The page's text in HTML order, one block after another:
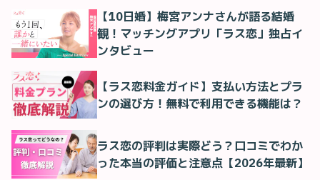
【10日婚】梅宮アンナさんが語る結婚
観！マッチングアプリ「ラス恋」独占イ
ンタビュー
【ラス恋料金ガイド】支払い方法とプラ
ンの選び方！無料で利用できる機能は？
ラス恋の評判は実際どう？口コミでわか
った本当の評価と注意点【2026年最新】